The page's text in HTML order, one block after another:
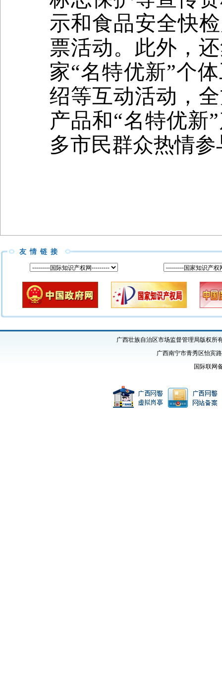
示和食品安全快
票活动。此外，
家“名特优新”个
绍等互动活动，
产品和“名特优新”
多市民群众热情参
友情链接
广西壮族自治区市场监督管理局版权
广西南宁市青秀区怡宾
国际联网